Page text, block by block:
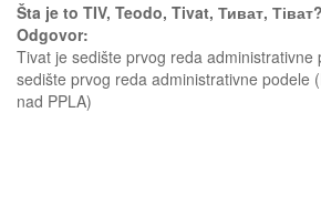
Šta je to TIV, Teodo, Tivat, Тиват, Тіват?
Odgovor:
Tivat je sedište prvog reda administrativne
sedište prvog reda administrativne podele
nad PPLA)